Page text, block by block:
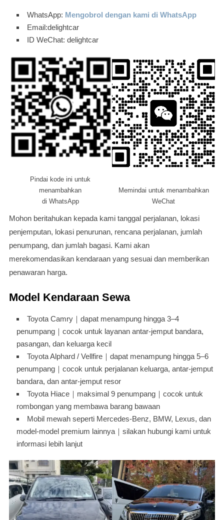
WhatsApp: Mengobrol dengan kami di WhatsApp
Email:delightcar
ID WeChat: delightcar
Pindai kode ini untuk
menambahkan
di WhatsApp
Memindai untuk menambahkan
WeChat
Mohon beritahukan kepada kami tanggal perjalanan, lokasi
penjemputan, lokasi penurunan, rencana perjalanan, jumlah
penumpang, dan jumlah bagasi. Kami akan
merekomendasikan kendaraan yang sesuai dan memberikan
penawaran harga.
Model Kendaraan Sewa
Toyota Camry｜dapat menampung hingga 3–4
penumpang｜cocok untuk layanan antar-jemput bandara,
pasangan, dan keluarga kecil
Toyota Alphard / Vellfire｜dapat menampung hingga 5–6
penumpang｜cocok untuk perjalanan keluarga, antar-jemput
bandara, dan antar-jemput resor
Toyota Hiace｜maksimal 9 penumpang｜cocok untuk
rombongan yang membawa barang bawaan
Mobil mewah seperti Mercedes-Benz, BMW, Lexus, dan
model-model premium lainnya｜silakan hubungi kami untuk
informasi lebih lanjut